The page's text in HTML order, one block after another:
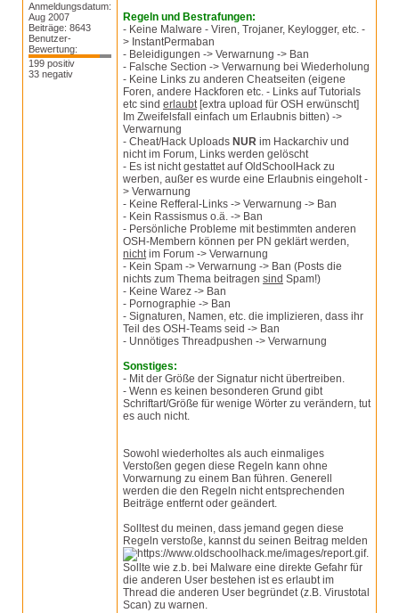
Anmeldungsdatum:
Aug 2007
Beiträge: 8643
Benutzer-
Bewertung:
199 positiv
33 negativ
Regeln und Bestrafungen:
- Keine Malware - Viren, Trojaner, Keylogger, etc. -
> InstantPermaban
- Beleidigungen -> Verwarnung -> Ban
- Falsche Section -> Verwarnung bei Wiederholung
- Keine Links zu anderen Cheatseiten (eigene
Foren, andere Hackforen etc. - Links auf Tutorials
etc sind erlaubt[extra upload für OSH erwünscht]
Im Zweifelsfall einfach um Erlaubnis bitten) ->
Verwarnung
- Cheat/Hack Uploads NUR im Hackarchiv und
nicht im Forum, Links werden gelöscht
- Es ist nicht gestattet auf OldSchoolHack zu
werben, außer es wurde eine Erlaubnis eingeholt -
> Verwarnung
- Keine Refferal-Links -> Verwarnung -> Ban
- Kein Rassismus o.ä. -> Ban
- Persönliche Probleme mit bestimmten anderen
OSH-Membern können per PN geklärt werden,
nichtim Forum -> Verwarnung
- Kein Spam -> Verwarnung -> Ban (Posts die
nichts zum Thema beitragen sind Spam!)
- Keine Warez -> Ban
- Pornographie -> Ban
- Signaturen, Namen, etc. die implizieren, dass ihr
Teil des OSH-Teams seid -> Ban
- Unnötiges Threadpushen -> Verwarnung
Sonstiges:
- Mit der Größe der Signatur nicht übertreiben.
- Wenn es keinen besonderen Grund gibt
Schriftart/Größe für wenige Wörter zu verändern, tut
es auch nicht.
Sowohl wiederholtes als auch einmaliges
Verstoßen gegen diese Regeln kann ohne
Vorwarnung zu einem Ban führen. Generell
werden die den Regeln nicht entsprechenden
Beiträge entfernt oder geändert.
Solltest du meinen, dass jemand gegen diese
Regeln verstoße, kannst du seinen Beitrag melden
.
Sollte wie z.b. bei Malware eine direkte Gefahr für
die anderen User bestehen ist es erlaubt im
Thread die anderen User begründet (z.B. Virustotal
Scan) zu warnen.